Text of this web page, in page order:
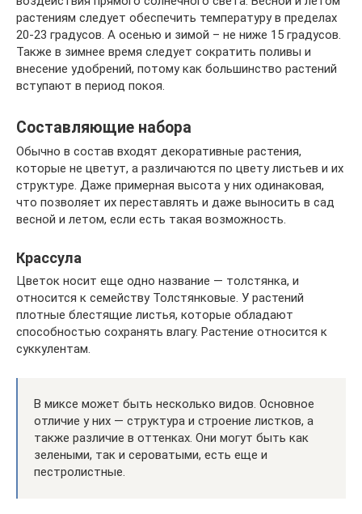
растениям следует обеспечить температуру в пределах
20-23 градусов. А осенью и зимой – не ниже 15 градусов.
Также в зимнее время следует сократить поливы и
внесение удобрений, потому как большинство растений
вступают в период покоя.
Составляющие набора
Обычно в состав входят декоративные растения,
которые не цветут, а различаются по цвету листьев и их
структуре. Даже примерная высота у них одинаковая,
что позволяет их переставлять и даже выносить в сад
весной и летом, если есть такая возможность.
Крассула
Цветок носит еще одно название — толстянка, и
относится к семейству Толстянковые. У растений
плотные блестящие листья, которые обладают
способностью сохранять влагу. Растение относится к
суккулентам.
В миксе может быть несколько видов. Основное
отличие у них — структура и строение листков, а
также различие в оттенках. Они могут быть как
зелеными, так и сероватыми, есть еще и
пестролистные.